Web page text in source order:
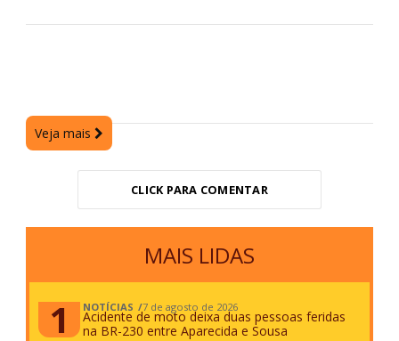
Veja mais
CLICK PARA COMENTAR
MAIS LIDAS
NOTÍCIAS 7 de agosto de 2026
Acidente de moto deixa duas pessoas feridas
na BR-230 entre Aparecida e Sousa